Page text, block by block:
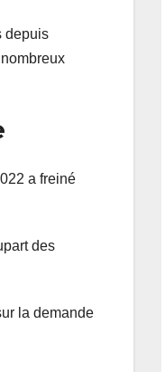
depuis
a freiné
des
la demande